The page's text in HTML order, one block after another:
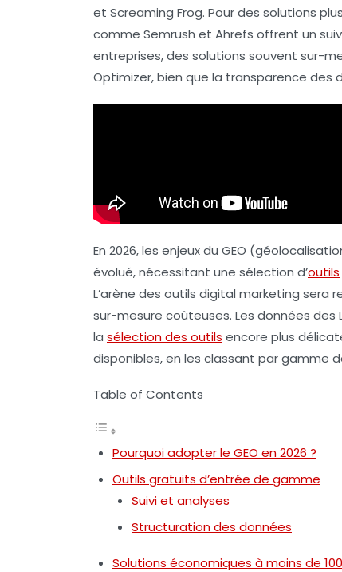
et Screaming Frog. Pour des solutions
comme Semrush et Ahrefs offrent un
entreprises, des solutions souvent sur-
Optimizer, bien que la transparence des
En 2026, les enjeux du GEO
évolué, nécessitant une sélection d’outils
L’arène des outils digital marketing sera
sur-mesure coûteuses. Les données des
la sélection des outils encore plus
disponibles, en les classant par gamme
Table of Contents
Pourquoi adopter le GEO en 2026 ?
Outils gratuits d’entrée de gamme
Suivi et analyses
Structuration des données
Solutions économiques à moins de